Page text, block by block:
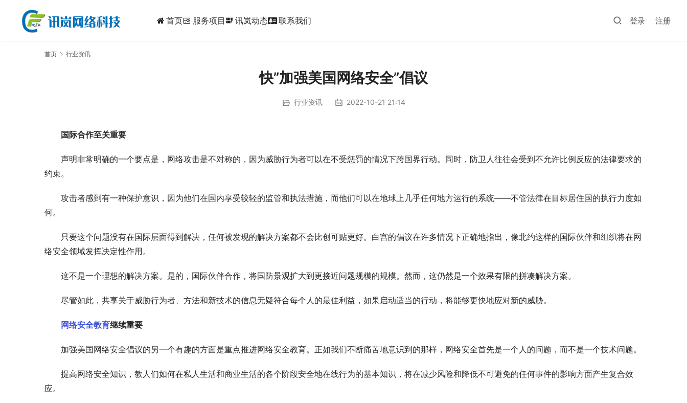
首页 服务项目 dynamic_form 讯岚动态 联系我们 登录 注册
首页 行业资讯
快”加强美国网络安全”倡议
行业资讯 2022-10-21 21:14
国际合作至关重要
声明非常明确的一个要点是，网络攻击是不对称的，因为威胁行为者可以在不受惩罚的情况下跨国界行动。同时，防卫人往往会受到不允许比例反应的法律要求的
约束。
攻击者感到有一种保护意识，因为他们在国内享受较轻的监管和执法措施，而他们可以在地球上几乎任何地方运行的系统——不管法律在目标居住国的执行力度如
何。
只要这个问题没有在国际层面得到解决，任何被发现的解决方案都不会比创可贴更好。白宫的倡议在许多情况下正确地指出，像北约这样的国际伙伴和组织将在网
络安全领域发挥决定性作用。
这不是一个理想的解决方案。是的，国际伙伴合作，将国防景观扩大到更接近问题规模的规模。然而，这仍然是一个效果有限的拼凑解决方案。
尽管如此，共享关于威胁行为者、方法和新技术的信息无疑符合每个人的最佳利益，如果启动适当的行动，将能够更快地应对新的威胁。
网络安全教育继续重要
加强美国网络安全倡议的另一个有趣的方面是重点推进网络安全教育。正如我们不断痛苦地意识到的那样，网络安全首先是一个人的问题，而不是一个技术问题。
提高网络安全知识，教人们如何在私人生活和商业生活的各个阶段安全地在线行为的基本知识，将在减少风险和降低不可避免的任何事件的影响方面产生复合效
应。